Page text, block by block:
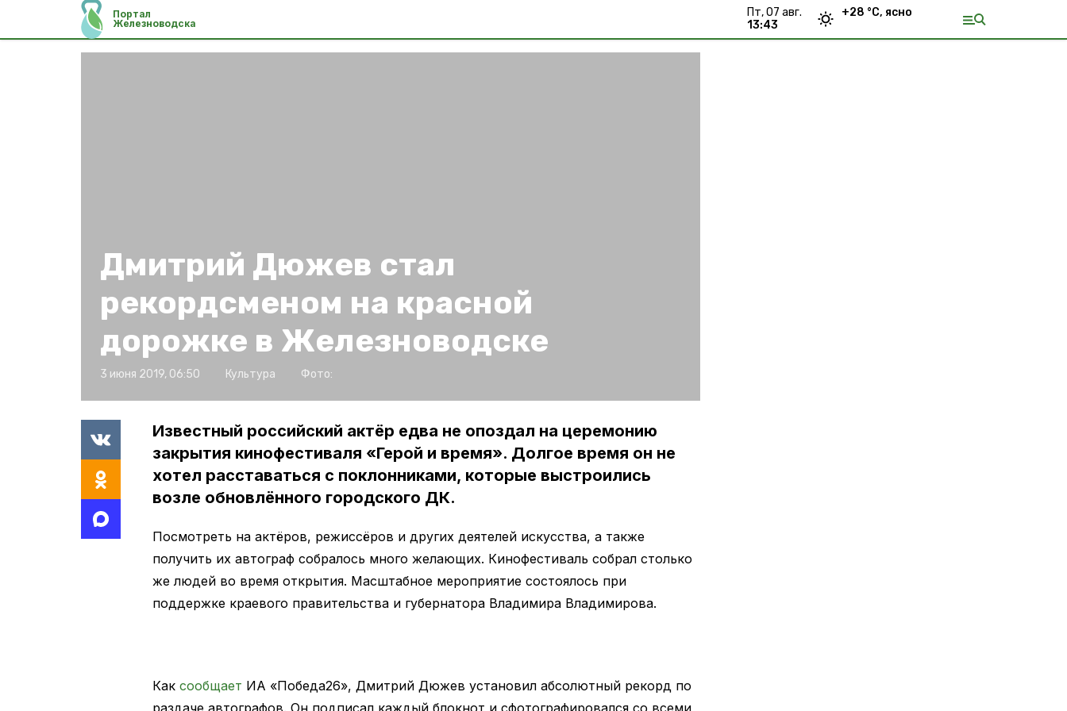
Портал
Железноводска
пт, 07 авг.
13:43
+28 °С, ясно
Дмитрий Дюжев стал
рекордсменом на красной
дорожке в Железноводске
3 июня 2019, 06:50 Культура Фото:
Известный российский актёр едва не опоздал на церемонию
закрытия кинофестиваля «Герой и время». Долгое время он не
хотел расставаться с поклонниками, которые выстроились
возле обновлённого городского ДК.
Посмотреть на актёров, режиссёров и других деятелей искусства, а также
получить их автограф собралось много желающих. Кинофестиваль собрал столько
же людей во время открытия. Масштабное мероприятие состоялось при
поддержке краевого правительства и губернатора Владимира Владимирова.
Как сообщает ИА «Победа26», Дмитрий Дюжев установил абсолютный рекорд по
раздаче автографов. Он подписал каждый блокнот и сфотографировался со всеми